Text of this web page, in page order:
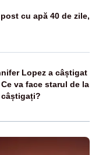
cu apă 40 de zile,
Lopez a câștigat
va face starul de la